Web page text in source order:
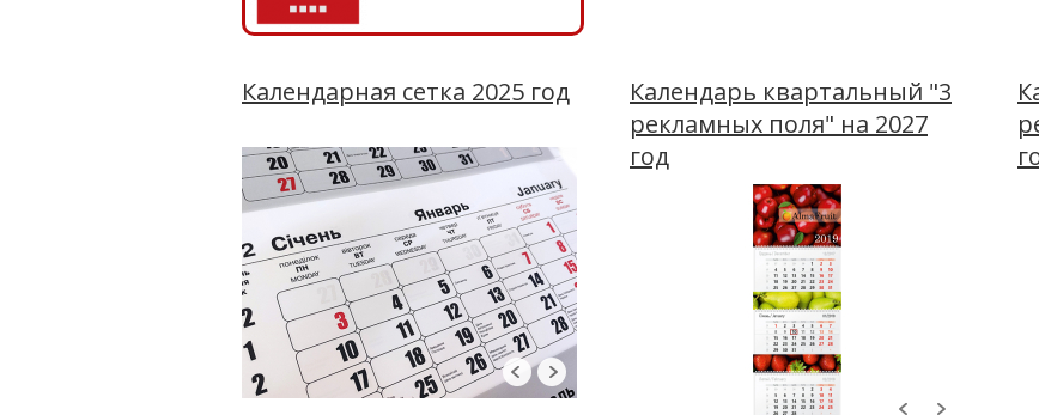
Календарная сетка 2025 год
Календарь квартальный "3
рекламных поля" на 2027
год